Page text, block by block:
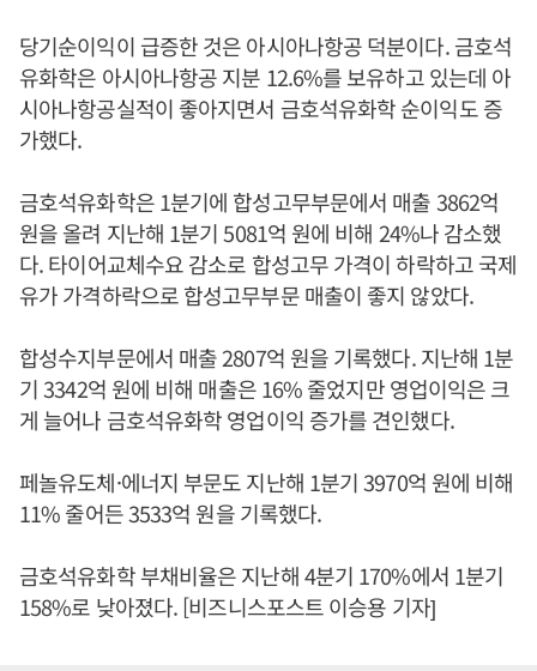
당기순이익이 급증한 것은 아시아나항공 덕분이다. 금호석
유화학은 아시아나항공 지분 12.6%를 보유하고 있는데 아
시아나항공실적이 좋아지면서 금호석유화학 순이익도 증
가했다.
금호석유화학은 1분기에 합성고무부문에서 매출 3862억
원을 올려 지난해 1분기 5081억 원에 비해 24%나 감소했
다. 타이어교체수요 감소로 합성고무 가격이 하락하고 국제
유가 가격하락으로 합성고무부문 매출이 좋지 않았다.
합성수지부문에서 매출 2807억 원을 기록했다. 지난해 1분
기 3342억 원에 비해 매출은 16% 줄었지만 영업이익은 크
게 늘어나 금호석유화학 영업이익 증가를 견인했다.
페놀유도체·에너지 부문도 지난해 1분기 3970억 원에 비해
11% 줄어든 3533억 원을 기록했다.
금호석유화학 부채비율은 지난해 4분기 170%에서 1분기
158%로 낮아졌다. [비즈니스포스트 이승용 기자]